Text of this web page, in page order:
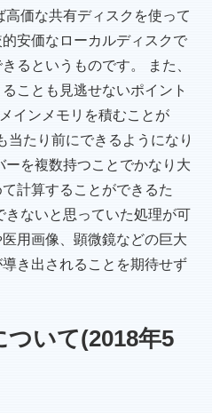
価な共有ディスクを使って
安価なローカルディスクで
るというものです。 また、
ことも見逃せないポイント
インメモリを積むことが
当たり前にできるようになり
ーを複数持つことでかなり大
計算することができるた
ないと思っていた処理が可
用画像、顕微鏡などの巨大
き出されることを期待せず
いて(2018年5